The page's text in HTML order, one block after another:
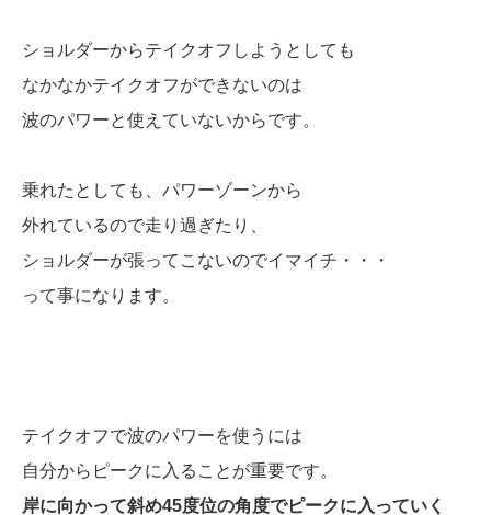
ショルダーからテイクオフしようとしても
なかなかテイクオフができないのは
波のパワーと使えていないからです。
乗れたとしても、パワーゾーンから
外れているので走り過ぎたり、
ショルダーが張ってこないのでイマイチ・・・
って事になります。
テイクオフで波のパワーを使うには
自分からピークに入ることが重要です。
岸に向かって斜め45度位の角度でピークに入っていく